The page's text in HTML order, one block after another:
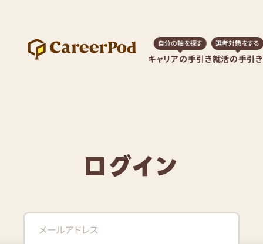
キャリアの手引き
自分の軸を探す
就活の手引き
選考対策をする
ログイン